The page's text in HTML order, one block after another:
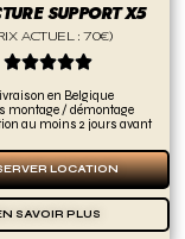
SUPPORT X5
ACTUEL : 70€)

en Belgique
montage / démontage
au moins 2 jours avant
LOCATION
SAVOIR PLUS